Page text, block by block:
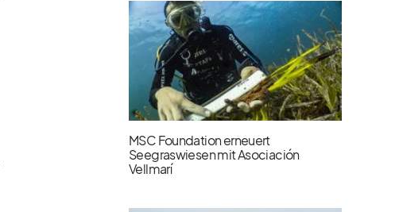
MSC Foundation erneuert
Seegraswiesen mit Asociación
Vellmarí